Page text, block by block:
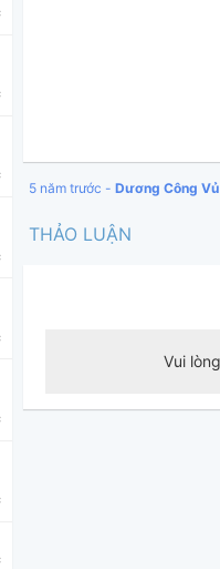
5 năm trước - Dương Công Vủ
THẢO LUẬN